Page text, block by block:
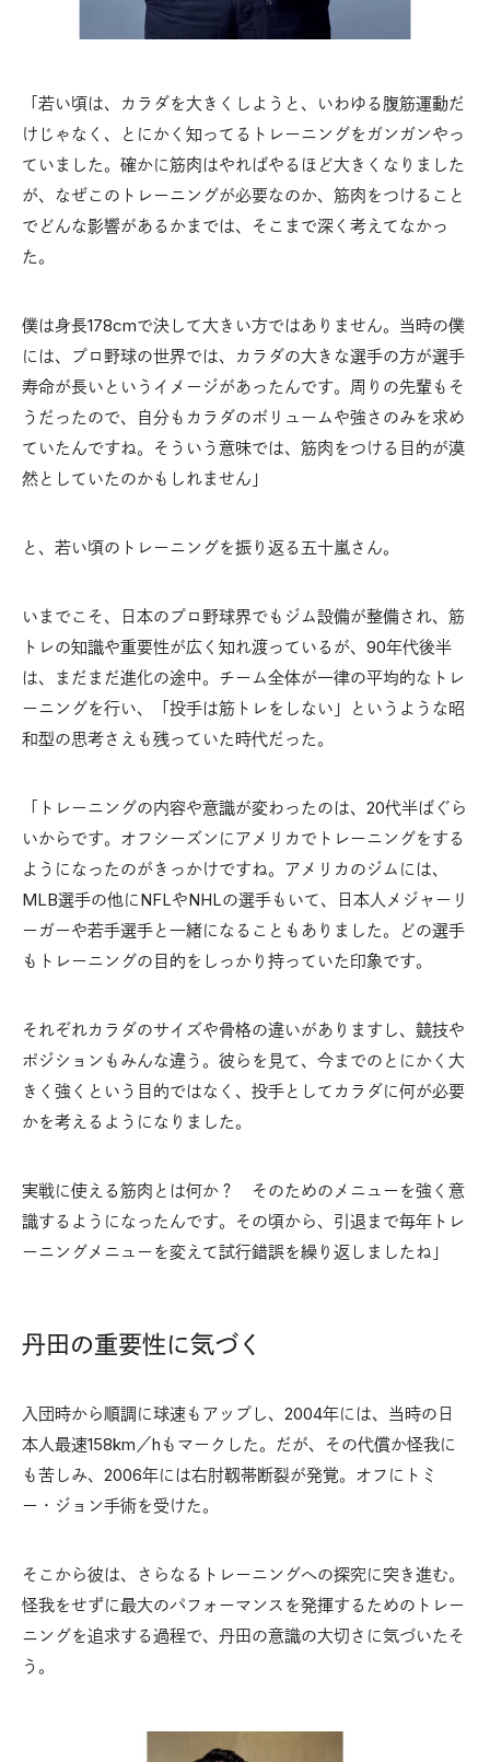
「若い頃は、カラダを大きくしようと、いわゆる腹筋運動だ
けじゃなく、とにかく知ってるトレーニングをガンガンやっ
ていました。確かに筋肉はやればやるほど大きくなりました
が、なぜこのトレーニングが必要なのか、筋肉をつけること
でどんな影響があるかまでは、そこまで深く考えてなかっ
た。
僕は身長178cmで決して大きい方ではありません。当時の僕
には、プロ野球の世界では、カラダの大きな選手の方が選手
寿命が長いというイメージがあったんです。周りの先輩もそ
うだったので、自分もカラダのボリュームや強さのみを求め
ていたんですね。そういう意味では、筋肉をつける目的が漠
然としていたのかもしれません」
と、若い頃のトレーニングを振り返る五十嵐さん。
いまでこそ、日本のプロ野球界でもジム設備が整備され、筋
トレの知識や重要性が広く知れ渡っているが、90年代後半
は、まだまだ進化の途中。チーム全体が一律の平均的なトレ
ーニングを行い、「投手は筋トレをしない」というような昭
和型の思考さえも残っていた時代だった。
「トレーニングの内容や意識が変わったのは、20代半ばぐら
いからです。オフシーズンにアメリカでトレーニングをする
ようになったのがきっかけですね。アメリカのジムには、
MLB選手の他にNFLやNHLの選手もいて、日本人メジャーリ
ーガーや若手選手と一緒になることもありました。どの選手
もトレーニングの目的をしっかり持っていた印象です。
それぞれカラダのサイズや骨格の違いがありますし、競技や
ポジションもみんな違う。彼らを見て、今までのとにかく大
きく強くという目的ではなく、投手としてカラダに何が必要
かを考えるようになりました。
実戦に使える筋肉とは何か？ そのためのメニューを強く意
識するようになったんです。その頃から、引退まで毎年トレ
ーニングメニューを変えて試行錯誤を繰り返しましたね」
丹田の重要性に気づく
入団時から順調に球速もアップし、2004年には、当時の日
本人最速158km／hもマークした。だが、その代償か怪我に
も苦しみ、2006年には右肘靱帯断裂が発覚。オフにトミ
ー・ジョン手術を受けた。
そこから彼は、さらなるトレーニングへの探究に突き進む。
怪我をせずに最大のパフォーマンスを発揮するためのトレー
ニングを追求する過程で、丹田の意識の大切さに気づいたそ
う。